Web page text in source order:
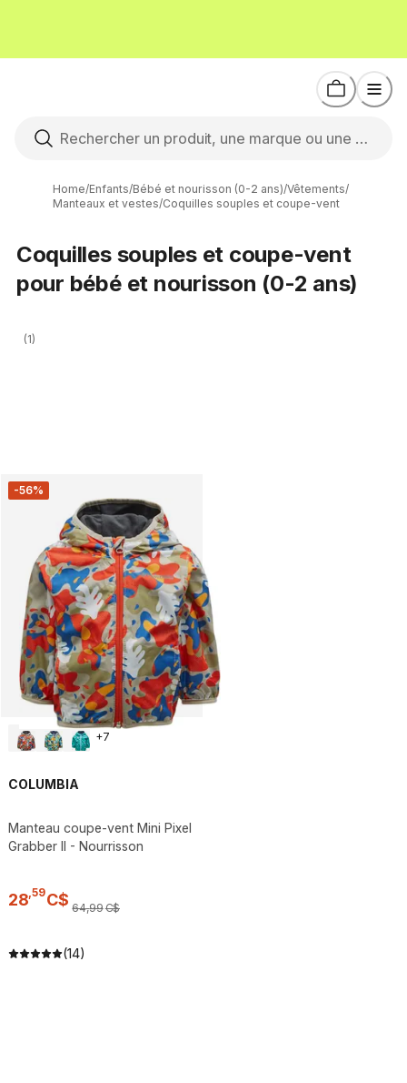
Home/Enfants/Bébé et nourisson (0-2 ans)/Vêtements/
Manteaux et vestes/Coquilles souples et coupe-vent
Coquilles souples et coupe-vent
pour bébé et nourisson (0-2 ans)
(1)
-56%
+7
COLUMBIA
Manteau coupe-vent Mini Pixel
Grabber II - Nourrisson
28 59C$ 64,99C$
(14)